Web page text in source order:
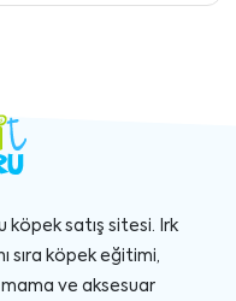
köpek satış sitesi. Irk
sıra köpek eğitimi,
mama ve aksesuar